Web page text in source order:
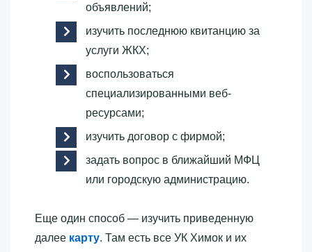
объявлений;
изучить последнюю квитанцию за
услуги ЖКХ;
воспользоваться
специализированными веб-
ресурсами;
изучить договор с фирмой;
задать вопрос в ближайший МФЦ
или городскую администрацию.
Еще один способ — изучить приведенную
далее карту. Там есть все УК Химок и их